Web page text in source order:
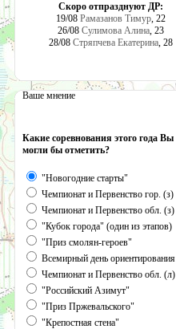
Скоро отпразднуют ДР:
19/08 Рамазанов Тимур, 22
26/08 Сулимова Алина, 23
28/08 Стряпчева Екатерина, 28
Ваше мнение
Какие соревнования этого года Вы
могли бы отметить?
"Новогодние старты"
Чемпионат и Первенство гор. (з)
Чемпионат и Первенство обл. (з)
"Кубок города" (один из этапов)
"Приз смолян-героев"
Всемирный день ориентирования
Чемпионат и Первенство обл. (л)
"Российский Азимут"
"Приз Пржевальского"
"Крепостная стена"